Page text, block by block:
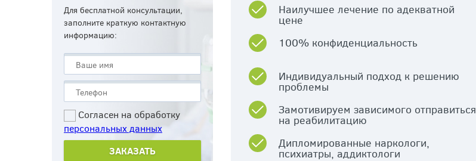
Для бесплатной консультации,
заполните краткую контактную
информацию:
Согласен на обработку
персональных данных
Наилучшее лечение по адекватной
цене
100% конфиденциальность
Индивидуальный подход к решению
проблемы
Замотивируем зависимого отправиться
на реабилитацию
Дипломированные наркологи,
психиатры, аддиктологи